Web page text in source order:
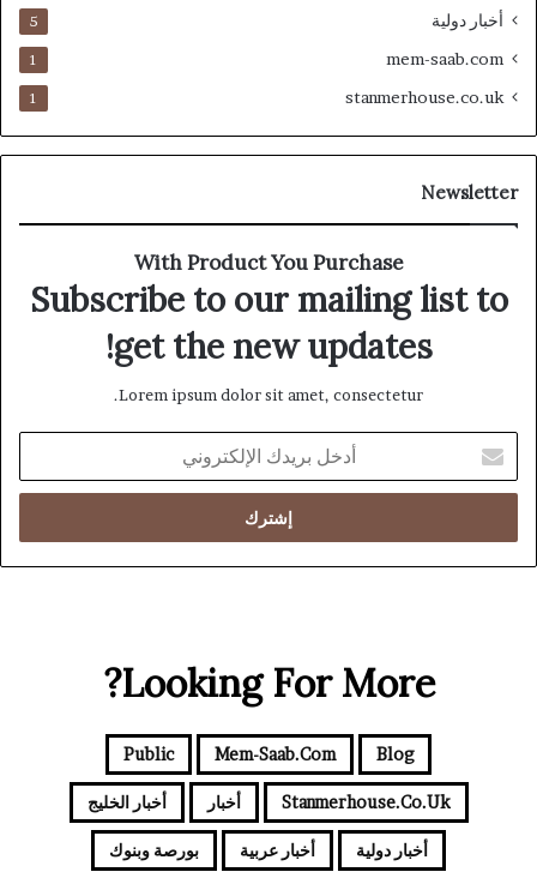
أخبار دولية 5
mem-saab.com
1
stanmerhouse.co.uk
1
Newsletter
With Product You Purchase
Subscribe to our mailing list to
get the new updates!
Lorem ipsum dolor sit amet, consectetur.
بريدك
الإلكتروني
Looking For More?
Blog
Mem-Saab.com
Public
Stanmerhouse.co.uk أخبار أخبار الخليج
أخبار دولية أخبار عربية بورصة وبنوك